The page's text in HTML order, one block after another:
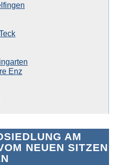
Enz
AM
NEUEN SITZEN U